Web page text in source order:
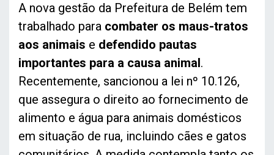
A nova gestão da Prefeitura de Belém tem
trabalhado para combater os maus-tratos
aos animais e defendido pautas
importantes para a causa animal.
Recentemente, sancionou a lei nº 10.126,
que assegura o direito ao fornecimento de
alimento e água para animais domésticos
em situação de rua, incluindo cães e gatos